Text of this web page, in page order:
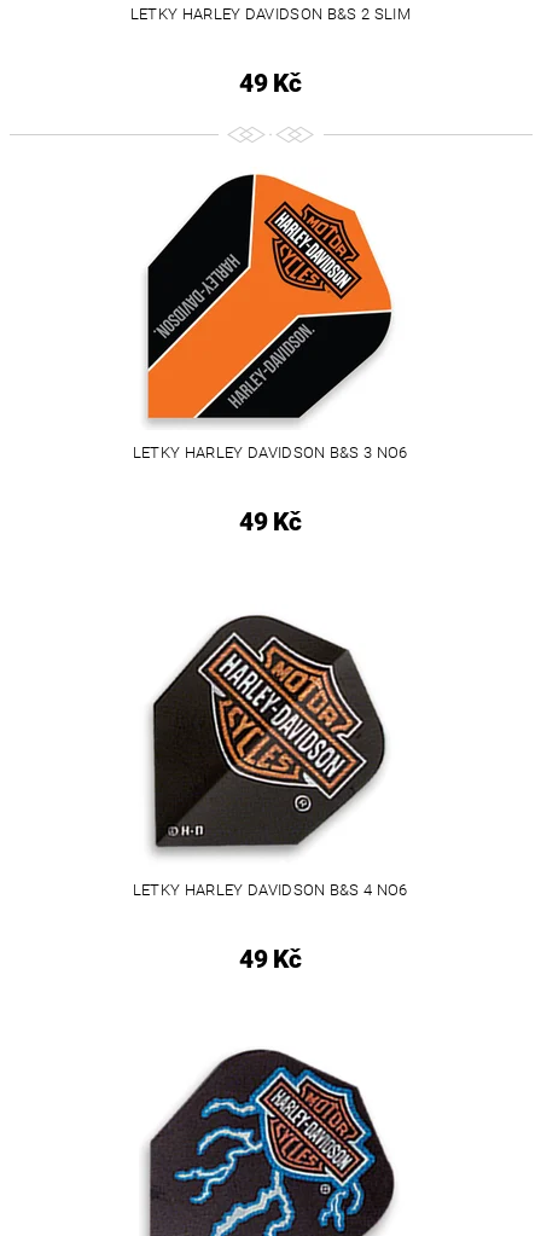
LETKY HARLEY DAVIDSON B&S 2 SLIM
49 Kč
LETKY HARLEY DAVIDSON B&S 3 NO6
49 Kč
LETKY HARLEY DAVIDSON B&S 4 NO6
49 Kč